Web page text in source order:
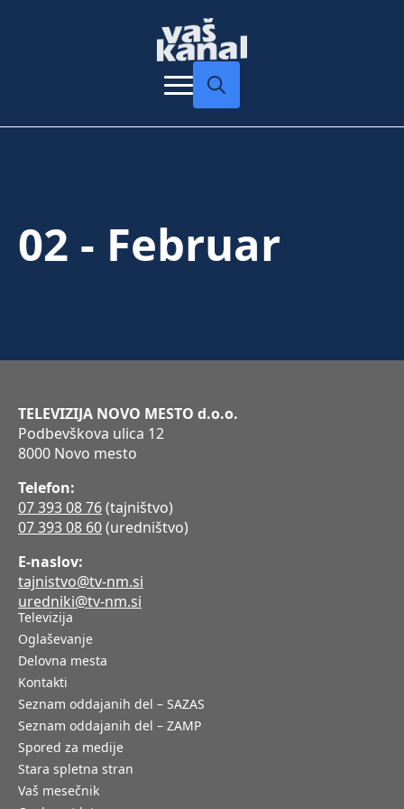
02 - Februar
TELEVIZIJA NOVO MESTO d.o.o.
Podbevškova ulica 12
8000 Novo mesto
Telefon:
07 393 08 76(tajništvo)
07 393 08 60(uredništvo)
E-naslov:
tajnistvo@tv-nm.si
uredniki@tv-nm.si
Televizija
Oglaševanje
Delovna mesta
Kontakti
Seznam oddajanih del – SAZAS
Seznam oddajanih del – ZAMP
Spored za medije
Stara spletna stran
Vaš mesečnik